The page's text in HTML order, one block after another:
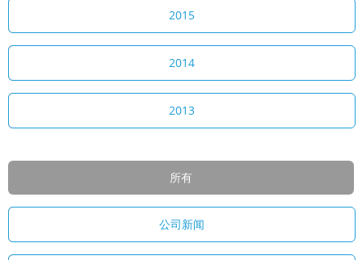
2015
2014
2013
所有
公司新闻